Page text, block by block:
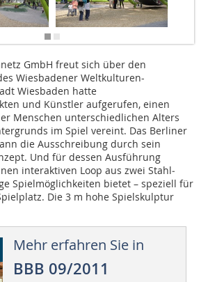
GmbH freut sich über den
Wiesbadener Weltkulturen-
Wiesbaden hatte
und Künstler aufgerufen, einen
Menschen unterschiedlichen Alters
im Spiel vereint. Das Berliner
die Ausschreibung durch sein
Und für dessen Ausführung
interaktiven Loop aus zwei Stahl­­
Spielmöglichkeiten bietet – speziell für
Die 3 m hohe Spielskulptur
Mehr erfahren Sie in
BBB 09/2011